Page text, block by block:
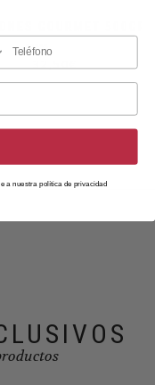
en
0
32,50€
a nuestra política de privacidad